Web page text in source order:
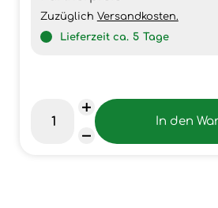
Zuzüglich Versandkosten.
Lieferzeit ca. 5 Tage